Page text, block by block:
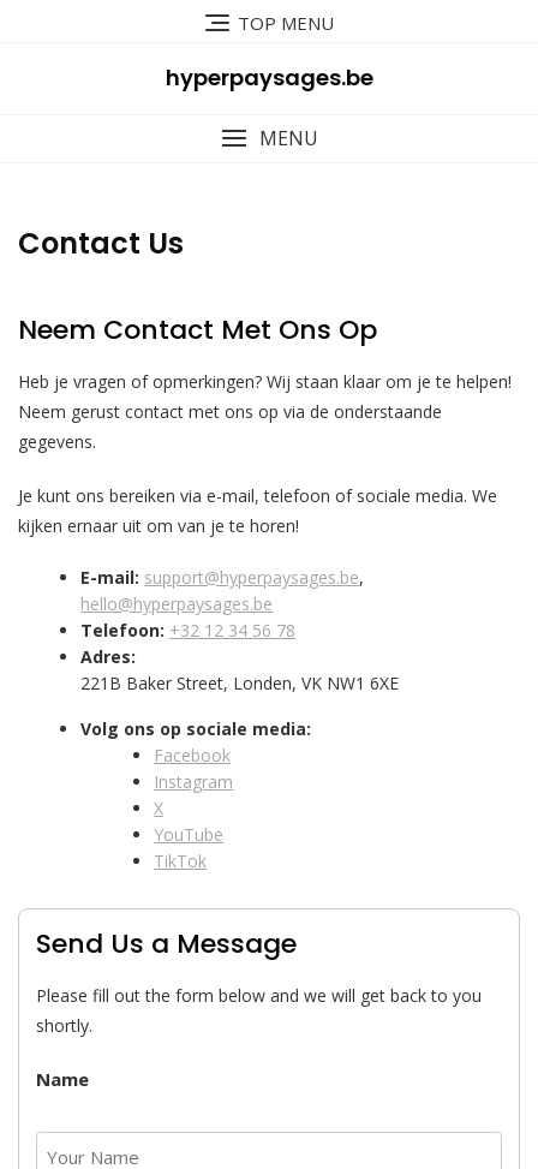
TOP MENU
hyperpaysages.be
MENU
Contact Us
Neem Contact Met Ons Op
Heb je vragen of opmerkingen? Wij staan klaar om je te helpen!
Neem gerust contact met ons op via de onderstaande
gegevens.
Je kunt ons bereiken via e-mail, telefoon of sociale media. We
kijken ernaar uit om van je te horen!
E-mail: support@hyperpaysages.be,
hello@hyperpaysages.be
Telefoon: +32 12 34 56 78
Adres:
221B Baker Street, Londen, VK NW1 6XE
Volg ons op sociale media:
Facebook
Instagram
X
YouTube
TikTok
Send Us a Message
Please fill out the form below and we will get back to you
shortly.
Name